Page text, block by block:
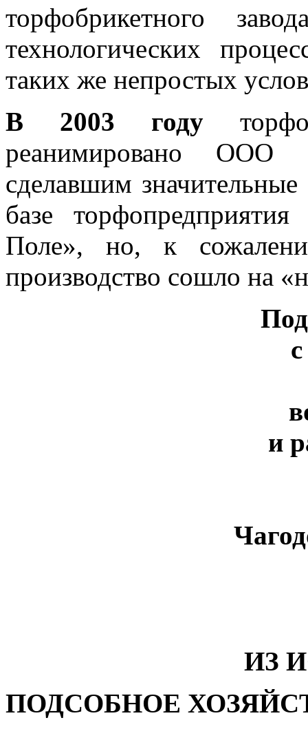
торфобрикетного
технологических
таких же непростых
В 2003 году
реанимировано ООО
сделавшим
базе
Поле», но, к
производство сошло на
и
ИЗ
ПОДСОБНОЕ